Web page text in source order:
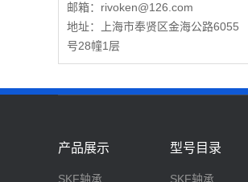
邮箱：rivoken@126.com
地址：上海市奉贤区金海公路6055
号28幢1层
产品展示
SKF轴承
型号目录
SKF轴承